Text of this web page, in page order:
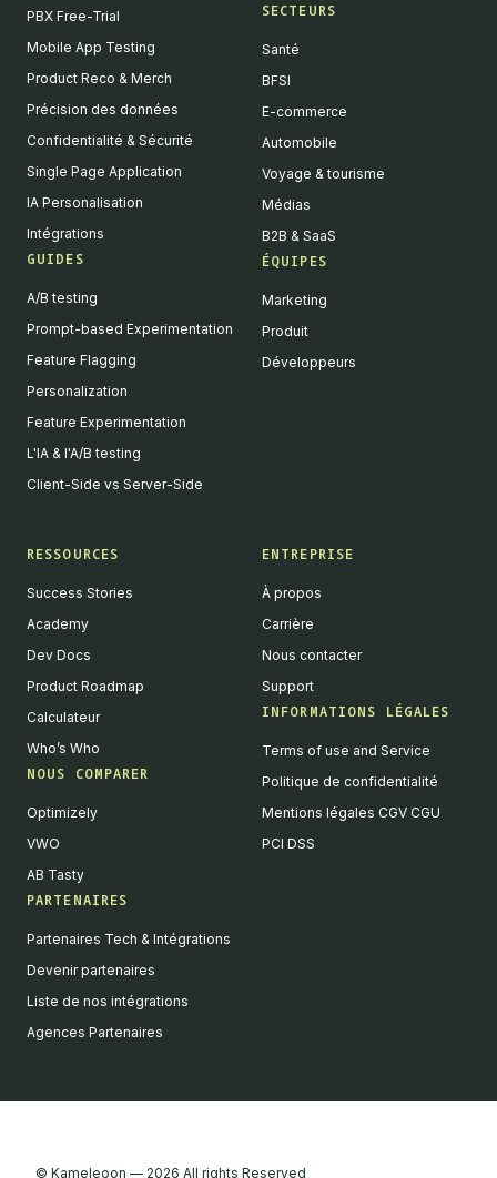
PBX Free-Trial
Mobile App Testing
Product Reco & Merch
Précision des données
Confidentialité & Sécurité
Single Page Application
IA Personalisation
Intégrations
GUIDES
A/B testing
Prompt-based Experimentation
Feature Flagging
Personalization
Feature Experimentation
L'IA & l'A/B testing
Client-Side vs Server-Side
SECTEURS
Santé
BFSI
E-commerce
Automobile
Voyage & tourisme
Médias
B2B & SaaS
ÉQUIPES
Marketing
Produit
Développeurs
RESSOURCES
Success Stories
Academy
Dev Docs
Product Roadmap
Calculateur
Who’s Who
NOUS COMPARER
Optimizely
VWO
AB Tasty
PARTENAIRES
Partenaires Tech & Intégrations
Devenir partenaires
Liste de nos intégrations
Agences Partenaires
ENTREPRISE
À propos
Carrière
Nous contacter
Support
INFORMATIONS LÉGALES
Terms of use and Service
Politique de confidentialité
Mentions légales CGV CGU
PCI DSS
© Kameleoon — 2026 All rights Reserved
We value your privacy
We collect and process your data on this site to better
selected purposes, or you can decline them all. For more
Analytics
Marketing automation
Remarketing